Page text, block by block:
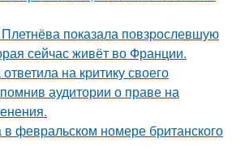
показала повзрослевшую
сейчас живёт во Франции.
на критику своего
аудитории о праве на
февральском номере британского